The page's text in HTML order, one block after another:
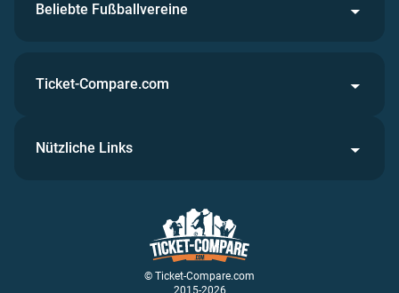
Beliebte Fußballvereine
© Ticket-Compare.com
2015-2026
Ticket-Compare.com
Nützliche Links